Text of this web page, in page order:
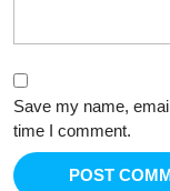
Save my name,
time I comment.